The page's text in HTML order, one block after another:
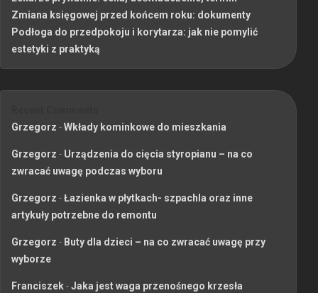
Zmiana księgowej przed końcem roku: dokumenty
Podłoga do przedpokoju i korytarza: jak nie pomylić
estetyki z praktyką
Grzegorz -Wkłady kominkowe do mieszkania
Grzegorz - Urządzenia do cięcia styropianu – na co
zwracać uwagę podczas wyboru
Grzegorz -Łazienka w płytkach- szpachla oraz inne
artykuły potrzebne do remontu
Grzegorz - Buty dla dzieci – na co zwracać uwagę przy
wyborze
Franciszek-Jaka jest waga przenośnego krzesła